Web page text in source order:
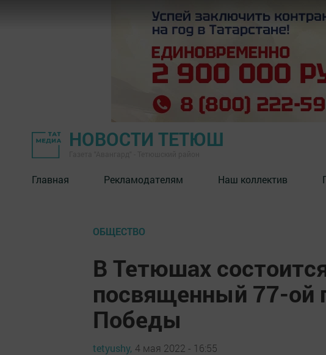
НОВОСТИ ТЕТЮШ
Главная Рекламодателям Наш коллектив
ОБЩЕСТВО
В Тетюшах
посвященный 77-ой
Победы
tetyushy, 4 мая 2022 - 16:55